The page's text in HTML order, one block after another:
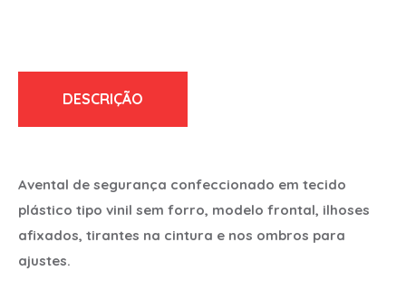
DESCRIÇÃO
Avental de segurança confeccionado em tecido
plástico tipo vinil sem forro, modelo frontal, ilhoses
afixados, tirantes na cintura e nos ombros para
ajustes.